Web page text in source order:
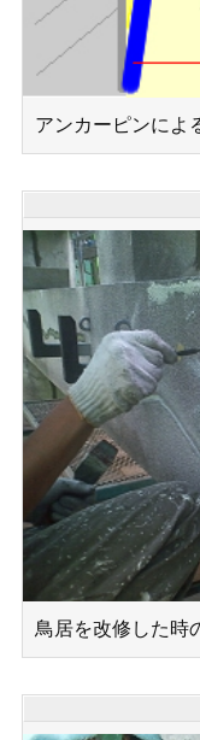
アンカーピンによ
鳥居を改修した時